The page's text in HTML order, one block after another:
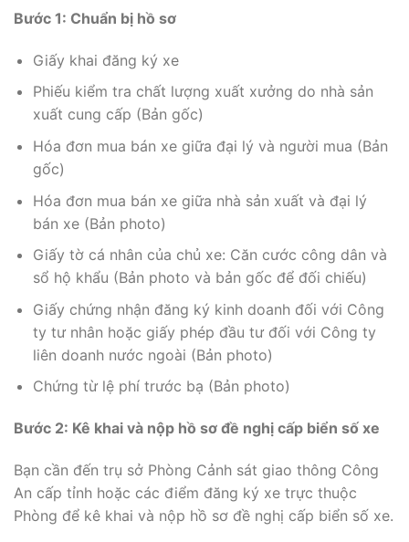
Bước 1: Chuẩn bị hồ sơ
Giấy khai đăng ký xe
Phiếu kiểm tra chất lượng xuất xưởng do nhà sản
xuất cung cấp (Bản gốc)
Hóa đơn mua bán xe giữa đại lý và người mua (Bản
gốc)
Hóa đơn mua bán xe giữa nhà sản xuất và đại lý
bán xe (Bản photo)
Giấy tờ cá nhân của chủ xe: Căn cước công dân và
sổ hộ khẩu (Bản photo và bản gốc để đối chiếu)
Giấy chứng nhận đăng ký kinh doanh đối với Công
ty tư nhân hoặc giấy phép đầu tư đối với Công ty
liên doanh nước ngoài (Bản photo)
Chứng từ lệ phí trước bạ (Bản photo)
Bước 2: Kê khai và nộp hồ sơ đề nghị cấp biển số xe
Bạn cần đến trụ sở Phòng Cảnh sát giao thông Công
An cấp tỉnh hoặc các điểm đăng ký xe trực thuộc
Phòng để kê khai và nộp hồ sơ đề nghị cấp biển số xe.